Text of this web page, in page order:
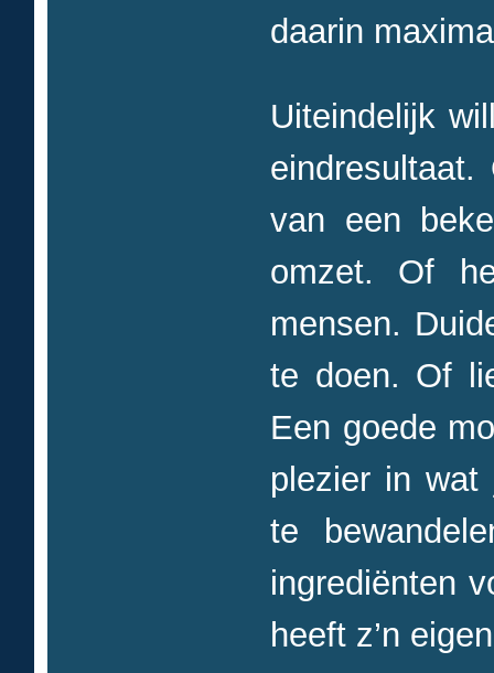
daarin
Uiteindelijk
van een
omzet. Of
mensen.
te doen. Of
Een goede
plezier in
te
ingrediënten
heeft z’n